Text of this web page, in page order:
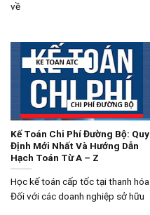
về
Kế Toán Chi Phí Đường Bộ: Quy
Định Mới Nhất Và Hướng Dẫn
Hạch Toán Từ A – Z
Học kế toán cấp tốc tại thanh hóa
Đối với các doanh nghiệp sở hữu